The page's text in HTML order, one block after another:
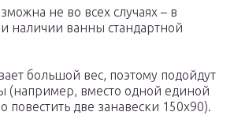
не во всех случаях – в
наличии ванны стандартной
большой вес, поэтому подойдут
(например, вместо одной единой
две занавески 150х90).